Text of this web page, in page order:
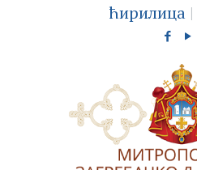
ћирилица |